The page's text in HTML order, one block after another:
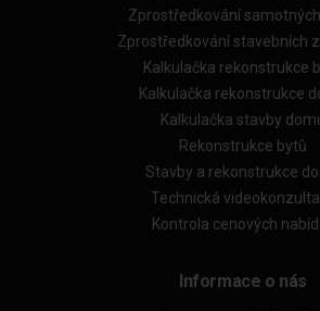
Zprostředkování
Zprostředkování stavebních
Kalkulačka rekonstrukce
Kalkulačka rekonstrukce
Kalkulačka stavby
Rekonstrukce bytů
Stavby a rekonstrukce
Technická
Kontrola cenových
Informace o nás